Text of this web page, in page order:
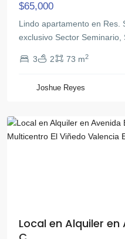
$65,000
Lindo apartamento en Res.
exclusivo Sector Seminario,
3 2 73 m2
Joshue Reyes
Local en Alquiler